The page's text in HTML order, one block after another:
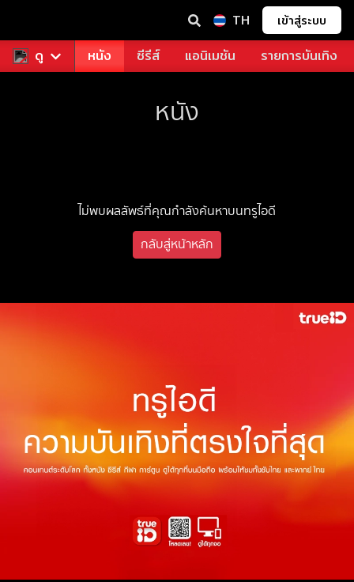
TH เข้าสู่ระบบ
ดูดูฟรี หนัง ซีรีส์ แอนิเมชัน รายการบันเทิง
หนัง
ไม่พบผลลัพธ์ที่คุณกำลังค้นหาบนทรูไอดี
กลับสู่หน้าหลัก